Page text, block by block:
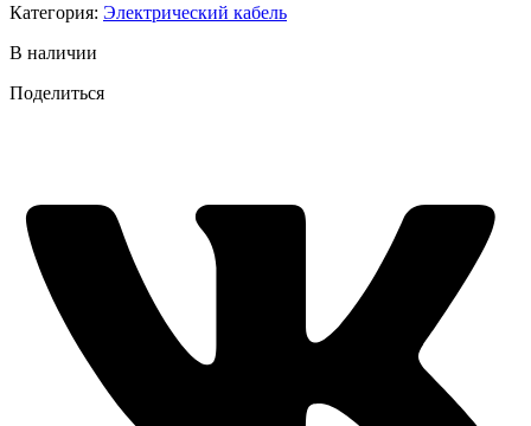
Категория: Электрический кабель
В наличии
Поделиться